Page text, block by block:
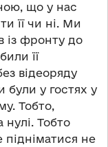
що у нас
її чи ні. Ми
із фронту до
її
відеоряду
були у гостях у
Тобто,
нулі. Тобто
не